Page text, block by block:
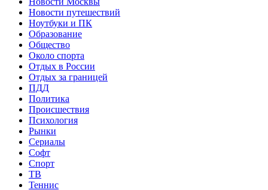
Новости путешествий
Ноутбуки и ПК
Образование
Общество
Около спорта
Отдых в России
Отдых за границей
ПДД
Политика
Происшествия
Психология
Рынки
Сериалы
Софт
Спорт
ТВ
Теннис